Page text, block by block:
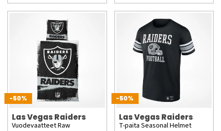
-50%
Las Vegas Raiders
Vuodevaatteet Raw
-50%
Las Vegas Raiders
T-paita Seasonal Helmet